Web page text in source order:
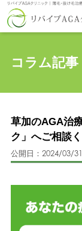
コラム記事
草加のAGA治
ク」へご相談
公開日：2024/03/31